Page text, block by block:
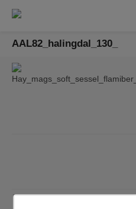
AAL82_halingdal_130_